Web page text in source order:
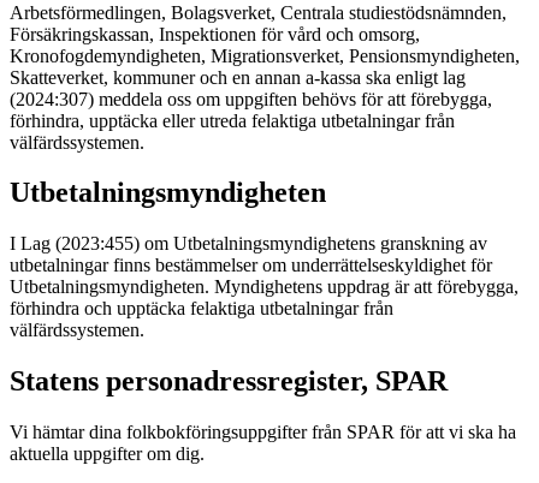
Arbetsförmedlingen, Bolagsverket, Centrala studiestödsnämnden,
Försäkringskassan, Inspektionen för vård och omsorg,
Kronofogdemyndigheten, Migrationsverket, Pensionsmyndigheten,
Skatteverket, kommuner och en annan a-kassa ska enligt lag
(2024:307) meddela oss om uppgiften behövs för att förebygga,
förhindra, upptäcka eller utreda felaktiga utbetalningar från
välfärdssystemen.
Utbetalningsmyndigheten
I Lag (2023:455) om Utbetalningsmyndighetens granskning av
utbetalningar finns bestämmelser om underrättelseskyldighet för
Utbetalningsmyndigheten. Myndighetens uppdrag är att förebygga,
förhindra och upptäcka felaktiga utbetalningar från
välfärdssystemen.
Statens personadressregister, SPAR
Vi hämtar dina folkbokföringsuppgifter från SPAR för att vi ska ha
aktuella uppgifter om dig.